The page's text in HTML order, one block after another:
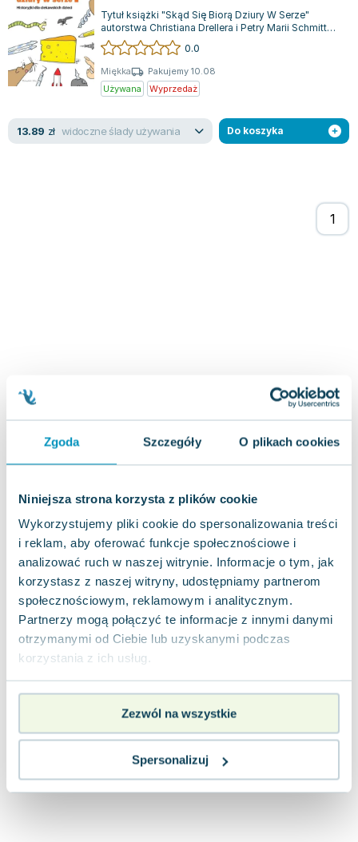
Zgoda Szczegóły O plikach cookies
Niniejsza strona korzysta z plików cookie
Wykorzystujemy pliki cookie do spersonalizowania treści
i reklam, aby oferować funkcje społecznościowe i
analizować ruch w naszej witrynie. Informacje o tym, jak
korzystasz z naszej witryny, udostępniamy partnerom
społecznościowym, reklamowym i analitycznym.
Partnerzy mogą połączyć te informacje z innymi danymi
otrzymanymi od Ciebie lub uzyskanymi podczas
korzystania z ich usług.
Zezwól na wszystkie
Spersonalizuj
ks. Piotr Pawlukiewicz
Jarosław Sokołowski
Piotr Latocha
Michael Scott
Jarosław Iwaszkiewicz
Joseph Murphy
Nela Mała Reporterka
Agnieszka Maciąg
Terry Pratchett
Virginia Woolf
Lucinda Riley
Jacek Walkiewicz
Tytuł książki "Skąd Się Biorą Dziury W Serze"
autorstwa Christiana Drellera i Petry Marii Schmitt
wydanej w 2015 roku to fascynują...
0.0
Miękka
Pakujemy 10.08
Używana
Wyprzedaż
13.89 zł widoczne ślady używania Do koszyka